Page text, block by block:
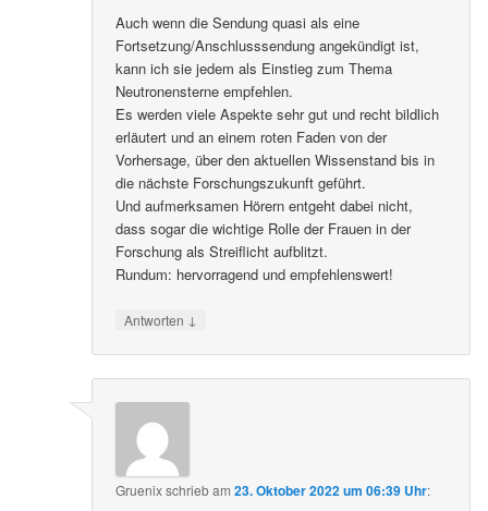
Auch wenn die Sendung quasi als eine
Fortsetzung/Anschlusssendung angekündigt ist,
kann ich sie jedem als Einstieg zum Thema
Neutronensterne empfehlen.
Es werden viele Aspekte sehr gut und recht bildlich
erläutert und an einem roten Faden von der
Vorhersage, über den aktuellen Wissenstand bis in
die nächste Forschungszukunft geführt.
Und aufmerksamen Hörern entgeht dabei nicht,
dass sogar die wichtige Rolle der Frauen in der
Forschung als Streiflicht aufblitzt.
Rundum: hervorragend und empfehlenswert!
Antworten ↓
Gruenixschriebam23. Oktober 2022 um 06:39 Uhr: